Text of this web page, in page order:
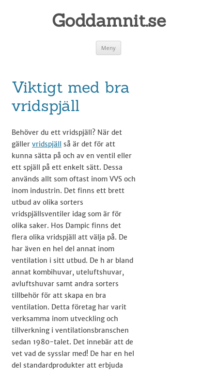
Goddamnit.se
Meny
Viktigt med bra
vridspjäll
Behöver du ett vridspjäll? När det
gäller vridspjäll så är det för att
kunna sätta på och av en ventil eller
ett spjäll på ett enkelt sätt. Dessa
används allt som oftast inom VVS och
inom industrin. Det finns ett brett
utbud av olika sorters
vridspjällsventiler idag som är för
olika saker. Hos Dampic finns det
flera olika vridspjäll att välja på. De
har även en hel del annat inom
ventilation i sitt utbud. De h ar bland
annat kombihuvar, uteluftshuvar,
avluftshuvar samt andra sorters
tillbehör för att skapa en bra
ventilation. Detta företag har varit
verksamma inom utveckling och
tillverkning i ventilationsbranschen
sedan 1980-talet. Det innebär att de
vet vad de sysslar med! De har en hel
del standardprodukter att erbjuda